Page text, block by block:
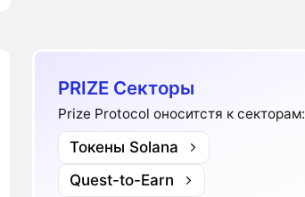
PRIZE Секторы
Prize Protocol оноситстя к секторам:
Токены Solana
Quest-to-Earn